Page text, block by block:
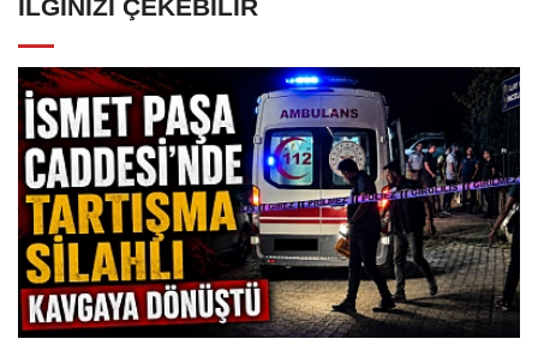
İLGINIZI ÇEKEBILIR